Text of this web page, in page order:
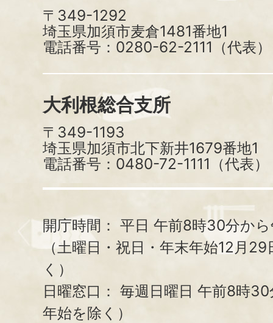
〒349-1292
埼玉県加須市麦倉1481番地1
電話番号：0280-62-2111（代表）
大利根総合支所
〒349-1193
埼玉県加須市北下新井1679番地1
電話番号：0480-72-1111（代表）
開庁時間： 平日 午前8時30分か
（土曜日・祝日・年末年始12月
く）
日曜窓口： 毎週日曜日 午前8時
年始を除く）